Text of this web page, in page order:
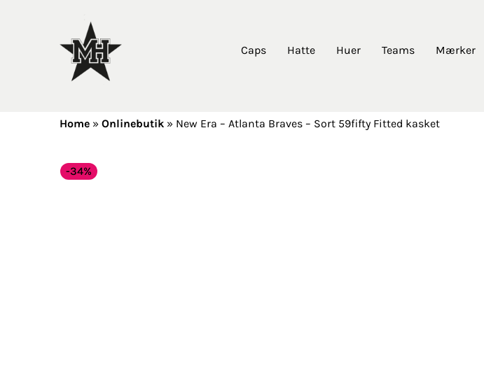
Caps Hatte Huer Teams Mærker
Home» Onlinebutik» New Era – Atlanta Braves – Sort 59fifty Fitted kasket
-34%